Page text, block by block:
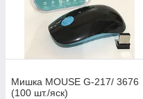
Мишка MOUSE G-217/ 3676
(100 шт./яск)